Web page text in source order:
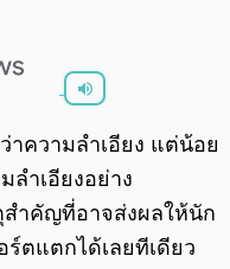
0:00 0:00
าความลำเอียง แต่น้อย
ลำเอียงอย่าง
สำคัญที่อาจส่งผลให้นัก
ตแตกได้เลยทีเดียว